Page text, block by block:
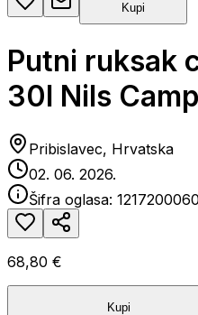
Kupi
Putni ruksak
30l Nils Camp
Pribislavec, Hrvatska
02. 06. 2026.
Šifra oglasa:
68,80 €
Kupi